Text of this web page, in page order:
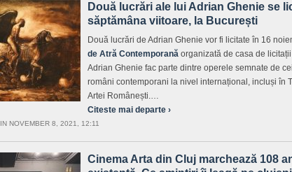
Două lucrări ale lui Adrian Ghenie se
săptămâna viitoare, la București
Două lucrări de Adrian Ghenie vor fi licitate în 16
de Atră Contemporană organizată de casa de
Adrian Ghenie fac parte dintre operele semnate de
români contemporani la nivel internațional, incluși în
Artei Românești.…
Citeste mai departe ›
IN NOVEMBER 8, 2021, 12:11
Cinema Arta din Cluj marchează 108